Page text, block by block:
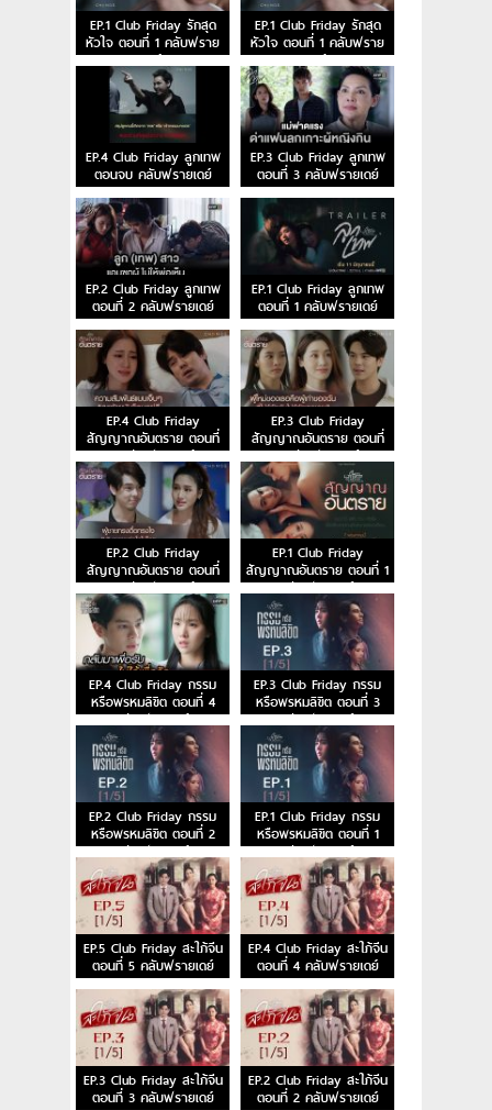
EP.1 Club Friday รักสุด
หัวใจ ตอนที่ 1 คลับฟราย
เดย์
EP.1 Club Friday รักสุด
หัวใจ ตอนที่ 1 คลับฟราย
เดย์
EP.4 Club Friday ลูกเทพ
ตอนจบ คลับฟรายเดย์
EP.3 Club Friday ลูกเทพ
ตอนที่ 3 คลับฟรายเดย์
EP.2 Club Friday ลูกเทพ
ตอนที่ 2 คลับฟรายเดย์
EP.1 Club Friday ลูกเทพ
ตอนที่ 1 คลับฟรายเดย์
EP.4 Club Friday
สัญญาณอันตราย ตอนที่
4 คลับฟรายเดย์
EP.3 Club Friday
สัญญาณอันตราย ตอนที่
3 คลับฟรายเดย์
EP.2 Club Friday
สัญญาณอันตราย ตอนที่
2 คลับฟรายเดย์
EP.1 Club Friday
สัญญาณอันตราย ตอนที่ 1
คลับฟรายเดย์
EP.4 Club Friday กรรม
หรือพรหมลิขิต ตอนที่ 4
คลับฟรายเดย์
EP.3 Club Friday กรรม
หรือพรหมลิขิต ตอนที่ 3
คลับฟรายเดย์
EP.2 Club Friday กรรม
หรือพรหมลิขิต ตอนที่ 2
คลับฟรายเดย์
EP.1 Club Friday กรรม
หรือพรหมลิขิต ตอนที่ 1
คลับฟรายเดย์
EP.5 Club Friday สะใภ้จีน
ตอนที่ 5 คลับฟรายเดย์
EP.4 Club Friday สะใภ้จีน
ตอนที่ 4 คลับฟรายเดย์
EP.3 Club Friday สะใภ้จีน
ตอนที่ 3 คลับฟรายเดย์
EP.2 Club Friday สะใภ้จีน
ตอนที่ 2 คลับฟรายเดย์